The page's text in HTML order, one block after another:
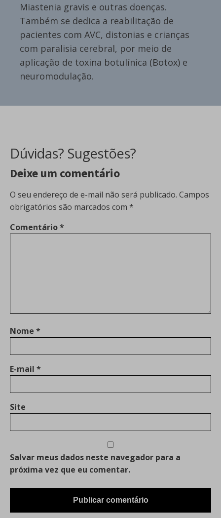
Miastenia gravis e outras doenças.
Também se dedica a reabilitação de
pacientes com AVC, distonias e crianças
com paralisia cerebral, por meio de
aplicação de toxina botulínica (Botox) e
neuromodulação.
Dúvidas? Sugestões?
Deixe um comentário
O seu endereço de e-mail não será publicado. Campos
obrigatórios são marcados com *
Comentário*
Nome *
E-mail *
Site
Salvar meus dados neste navegador para a
próxima vez que eu comentar.